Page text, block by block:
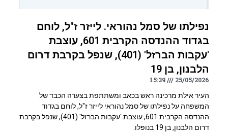
נפילתו של סמל נהוראי. לייזר ז"ל, לוחם
בגדוד ההנדסה הקרבית 601, עוצבת
'עקבות הברזל' (401), שנפל בקרבת דרום
הלבנון, בן 19
25/05/2026
15:39
העיר אילת מרכינה ראש בכאב ומשתתפת בצערה הכבד של
המשפחה על נפילתו של סמל נהוראי לייזר ז"ל, לוחם בגדוד
ההנדסה הקרבית 601, עוצבת 'עקבות הברזל' (401), שנפל בקרבת
דרום הלבנון, בן 19 בנופלו.